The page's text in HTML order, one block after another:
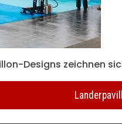
Designs zeichnen